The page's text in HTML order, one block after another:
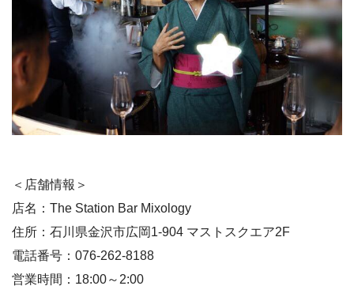
＜店舗情報＞
店名：The Station Bar Mixology
住所：石川県金沢市広岡1-904 マストスクエア2F
電話番号：076-262-8188
営業時間：18:00～2:00